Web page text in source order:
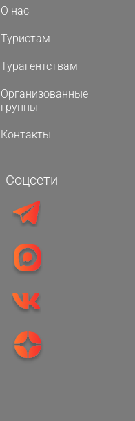
О нас
Туристам
Турагентствам
Организованные
группы
Контакты
Соцсети